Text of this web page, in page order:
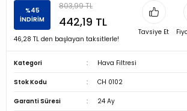
%45
İNDİRİM
803,99 TL
442,19 TL
46,28 TL den başlayan taksitlerle!
Tavsiye Et
Kategori Hava Filtresi
Stok Kodu CH 0102
Garanti Süresi 24 Ay